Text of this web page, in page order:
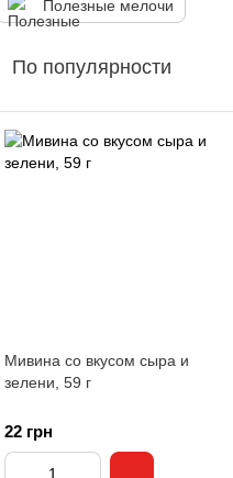
Полезные мелочи
По популярности
Мивина со вкусом сыра и
зелени, 59 г
22 грн